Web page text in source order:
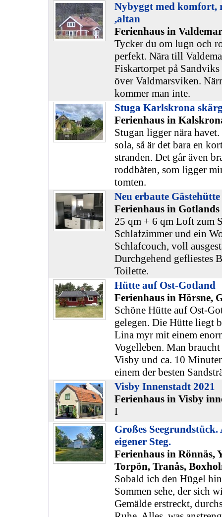
Nybyggt med komfort,
,altan
Ferienhaus in
Tycker du om lugn och
perfekt. Nära till
Fiskartorpet på
över Valdmarsviken.
kommer man inte.
Stuga Karlskrona
Ferienhaus in
Stugan ligger nära
sola, så är det bara en
stranden. Det går även
roddbåten, som ligger
tomten.
Neu erbaute
Ferienhaus in
25 qm + 6 qm Loft zum
Schlafzimmer und ein
Schlafcouch, voll
Durchgehend gefliestes
Toilette.
Hütte auf Ost-Gotland
Ferienhaus in Hörsne,
Schöne Hütte auf Ost-
gelegen. Die Hütte liegt
Lina myr mit einem
Vogelleben. Man
Visby und ca. 10
einem der besten
Visby Innenstadt 2021
Ferienhaus in Visby
I
Großes
eigener Steg.
Ferienhaus in Rönnäs,
Torpön, Tranås,
Sobald ich den Hügel
Sommen sehe, der sich
Gemälde erstreckt,